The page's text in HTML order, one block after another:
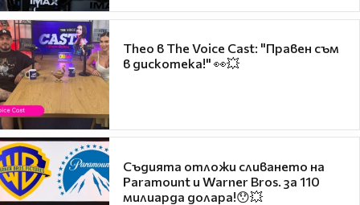
Theo в The Voice Cast: "Правен съм
в дискотека!" 👀💥
Съдията отложи сливането на
Paramount и Warner Bros. за 110
милиарда долара!😯💥